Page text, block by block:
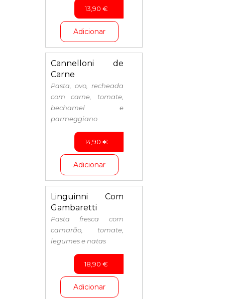
13,90 €
Adicionar
Cannelloni de
Carne
Pasta, ovo, recheada
com carne, tomate,
bechamel e
parmeggiano
14,90 €
Adicionar
Linguinni Com
Gambaretti
Pasta fresca com
camarão, tomate,
legumes e natas
18,90 €
Adicionar